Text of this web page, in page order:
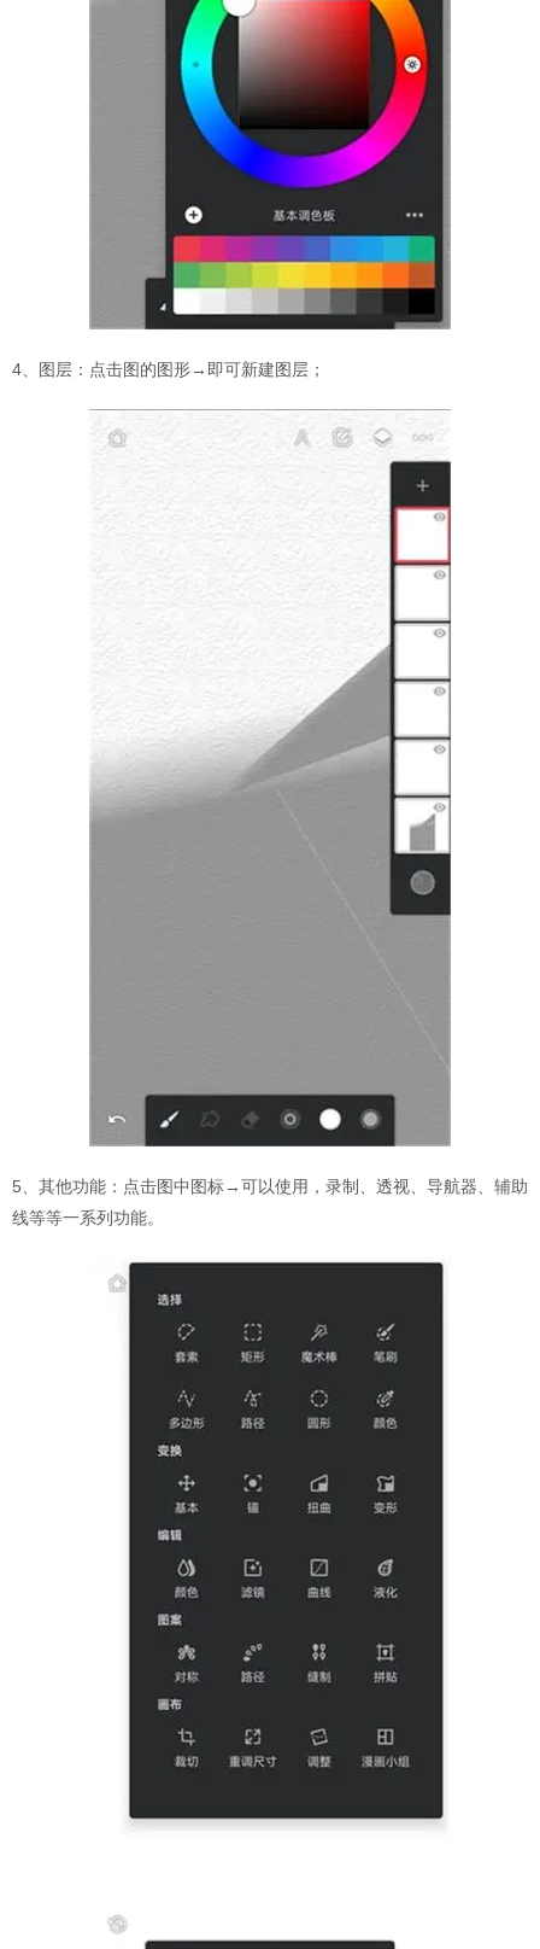
4、图层：点击图的图形→即可新建图层；
5、其他功能：点击图中图标→可以使用，录制、透视、导航器、辅助
线等等一系列功能。